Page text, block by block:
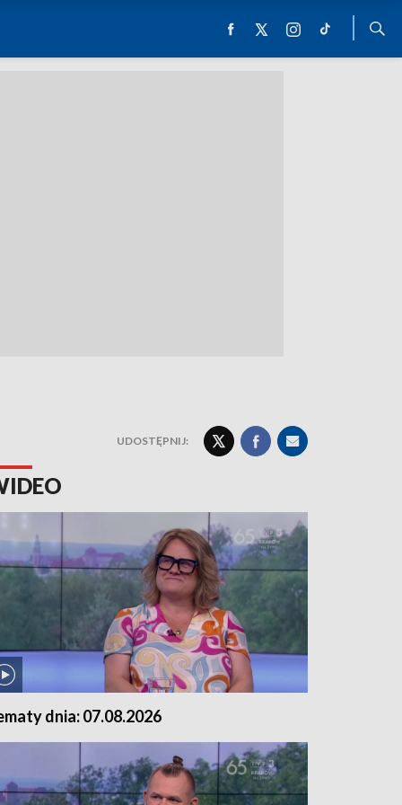
UDOSTĘPNIJ:
dnia: 07.08.2026